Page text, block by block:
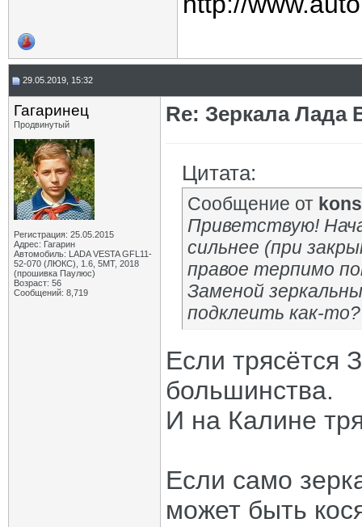
29.05.2019, 15:32
Гагаринец
Продвинутый
Регистрация: 25.05.2015
Адрес: Гагарин
Автомобиль: LADA VESTA GFL11-
52-070 (ЛЮКС), 1.6, 5МТ, 2018
(прошивка Паулюс)
Возраст: 56
Сообщений: 8,719
Re: Зеркала Лада
Цитата:
Сообщение от
Приветствую!
сильнее (при
правое терпимо
Заменой
подклеить как-то?
Если трясётся
большинства.
И на Калине
Если само
может быть